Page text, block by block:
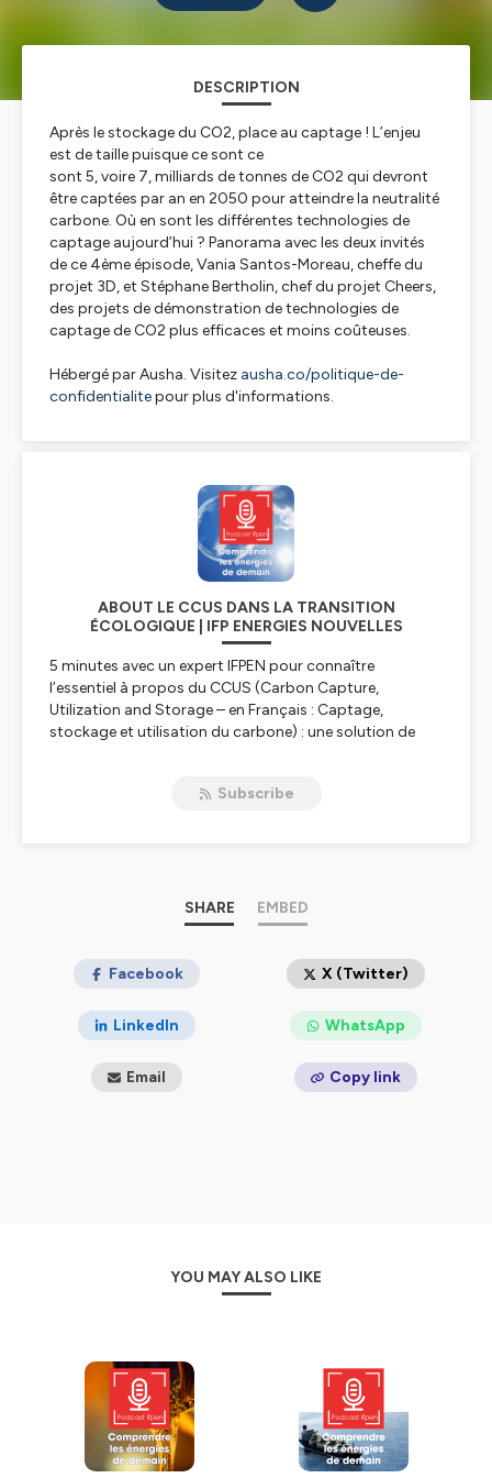
DESCRIPTION
Après le stockage du CO2, place au captage ! L’enjeu
est de taille puisque ce sont ce
sont 5, voire 7, milliards de tonnes de CO2 qui devront
être captées par an en 2050 pour atteindre la neutralité
carbone. Où en sont les différentes technologies de
captage aujourd’hui ? Panorama avec les deux invités
de ce 4ème épisode, Vania Santos-Moreau, cheffe du
projet 3D, et Stéphane Bertholin, chef du projet Cheers,
des projets de démonstration de technologies de
captage de CO2 plus efficaces et moins coûteuses.
Hébergé par Ausha. Visitez ausha.co/politique-de-
confidentialitepour plus d'informations.
ABOUT LE CCUS DANS LA TRANSITION
ÉCOLOGIQUE | IFP ENERGIES NOUVELLES
5 minutes avec un expert IFPEN pour connaître
l’essentiel à propos du CCUS (Carbon Capture,
Utilization and Storage– en Français : Captage,
stockage et utilisation du carbone) : une solution de
Subscribe
SHARE EMBED
Facebook X (Twitter)
LinkedIn WhatsApp
Email Copy link
YOU MAY ALSO LIKE